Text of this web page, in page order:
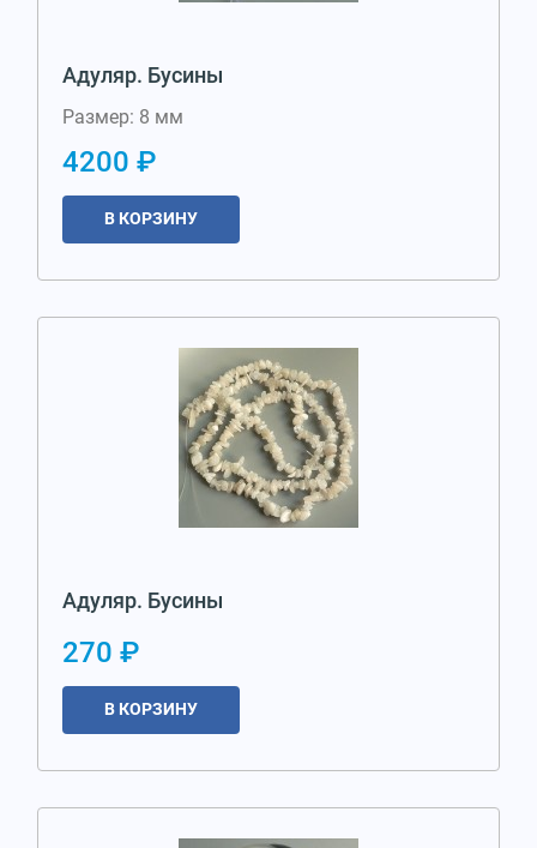
Адуляр. Бусины
Размер: 8 мм
4200 ₽
В КОРЗИНУ
Адуляр. Бусины
270 ₽
В КОРЗИНУ